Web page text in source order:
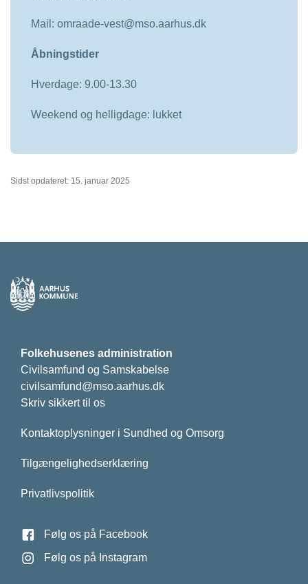
Mail: omraade-vest@mso.aarhus.dk
Åbningstider
Hverdage: 9.00-13.30
Weekend og helligdage: lukket
Sidst opdateret: 15. januar 2025
Folkehusenes administration
Civilsamfund og Samskabelse
civilsamfund@mso.aarhus.dk
Skriv sikkert til os
Kontaktoplysninger i Sundhed og Omsorg
Tilgængelighedserklæring
Privatlivspolitik
Følg os på Facebook
Følg os på Instagram